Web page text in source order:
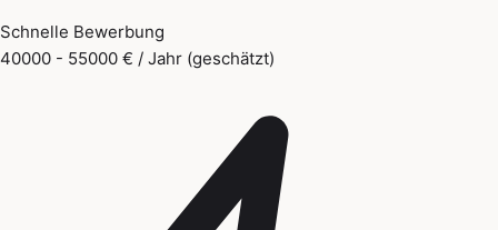
Schnelle Bewerbung
40000 - 55000 € / Jahr (geschätzt)